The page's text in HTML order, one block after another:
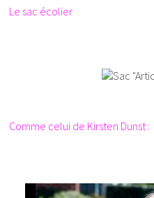
Le sac écolier
Comme celui de Kirsten Dunst :